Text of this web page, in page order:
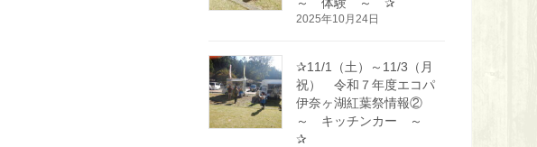
2025年10月24日
✰11/1（土）～11/3（月
祝） 令和７年度エコパ
伊奈ヶ湖紅葉祭情報②
～ キッチンカー ～
✰